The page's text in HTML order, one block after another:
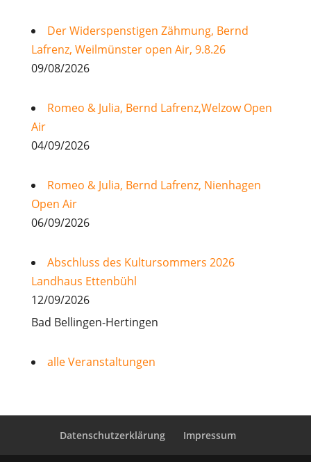
Der Widerspenstigen Zähmung, Bernd
Lafrenz, Weilmünster open Air, 9.8.26
09/08/2026
Romeo & Julia, Bernd Lafrenz,Welzow Open
Air
04/09/2026
Romeo & Julia, Bernd Lafrenz, Nienhagen
Open Air
06/09/2026
Abschluss des Kultursommers 2026
Landhaus Ettenbühl
12/09/2026
Bad Bellingen-Hertingen
alle Veranstaltungen
Datenschutzerklärung Impressum